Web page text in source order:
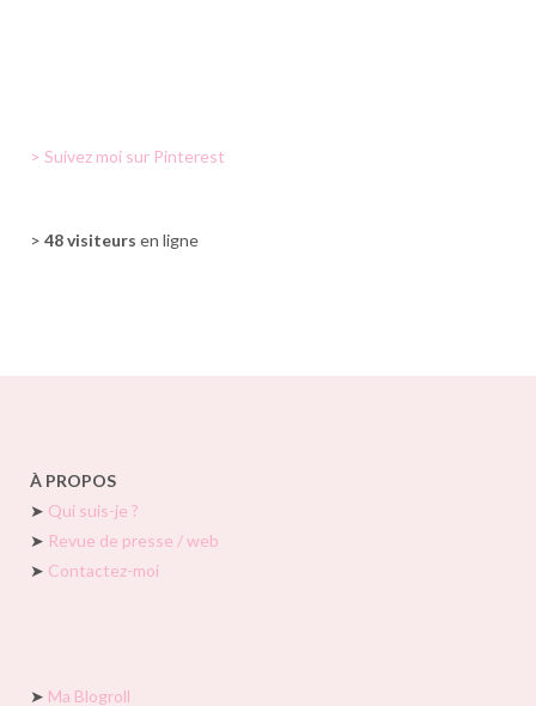
> Suivez moi sur Pinterest
> 48 visiteurs en ligne
À PROPOS
➤ Qui suis-je ?
➤ Revue de presse / web
➤ Contactez-moi
➤ Ma Blogroll